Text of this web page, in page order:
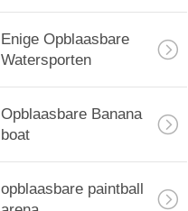
Enige Opblaasbare
Watersporten
Opblaasbare Banana
boat
opblaasbare paintball